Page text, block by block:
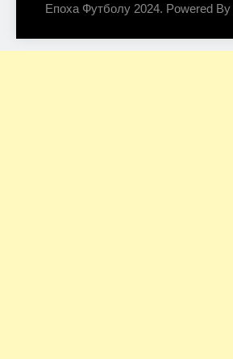
Епоха Футболу 2024. Powered By